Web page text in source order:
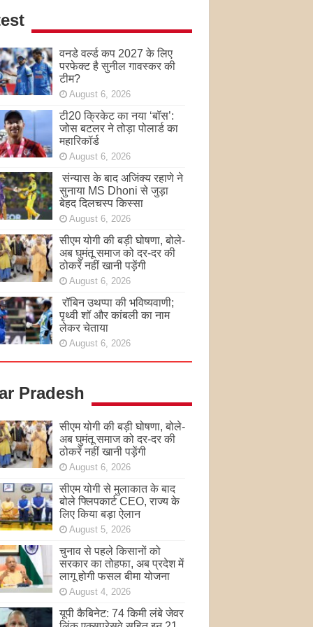
वनडे वर्ल्ड कप 2027 के लिए
परफेक्ट है सुनील गावस्कर की
टीम?
August 6, 2026
टी20 क्रिकेट का नया ‘बॉस’:
जोस बटलर ने तोड़ा पोलार्ड का
महारिकॉर्ड
August 6, 2026
संन्यास के बाद अजिंक्‍य रहाणे ने
सुनाया MS Dhoni से जुड़ा
बेहद दिलचस्प किस्सा
August 6, 2026
सीएम योगी की बड़ी घोषणा, बोले-
अब घुमंतू समाज को दर-दर की
ठोकरें नहीं खानी पड़ेंगी
August 6, 2026
रॉबिन उथप्पा की भविष्यवाणी;
पृथ्वी शॉ और कांबली का नाम
लेकर चेताया
August 6, 2026
Pradesh
सीएम योगी की बड़ी घोषणा, बोले-
अब घुमंतू समाज को दर-दर की
ठोकरें नहीं खानी पड़ेंगी
August 6, 2026
सीएम योगी से मुलाकात के बाद
बोले फ्लिपकार्ट CEO, राज्य के
लिए किया बड़ा ऐलान
August 5, 2026
चुनाव से पहले किसानों को
सरकार का तोहफा, अब प्रदेश में
लागू होगी फसल बीमा योजना
August 4, 2026
यूपी कैबिनेट: 74 किमी लंबे जेवर